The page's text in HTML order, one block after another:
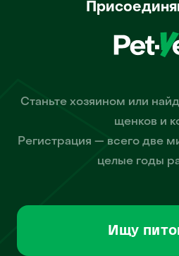
Станьте хозяином или
щенков и
Регистрация — всего две
целые годы
Ищу